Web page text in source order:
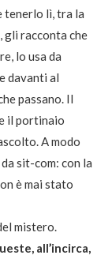
tenerlo lì, tra la
gli racconta che
lo usa da
davanti al
passano. Il
il portinaio
A modo
sit-com: con la
è mai stato
mistero.
all’incirca,